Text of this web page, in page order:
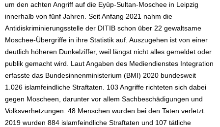
um den achten Angriff auf die Eyüp-Sultan-Moschee in Leipzig
innerhalb von fünf Jahren. Seit Anfang 2021 nahm die
Antidiskriminierungsstelle der DITIB schon über 22 gewaltsame
Moschee-Übergriffe in ihre Statistik auf. Auszugehen ist von einer
deutlich höheren Dunkelziffer, weil längst nicht alles gemeldet oder
publik gemacht wird. Laut Angaben des Mediendienstes Integration
erfasste das Bundesinnenministerium (BMI) 2020 bundesweit
1.026 islamfeindliche Straftaten. 103 Angriffe richteten sich dabei
gegen Moscheen, darunter vor allem Sachbeschädigungen und
Volksverhetzungen. 48 Menschen wurden bei den Taten verletzt.
2019 wurden 884 islamfeindliche Straftaten und 107 tätliche